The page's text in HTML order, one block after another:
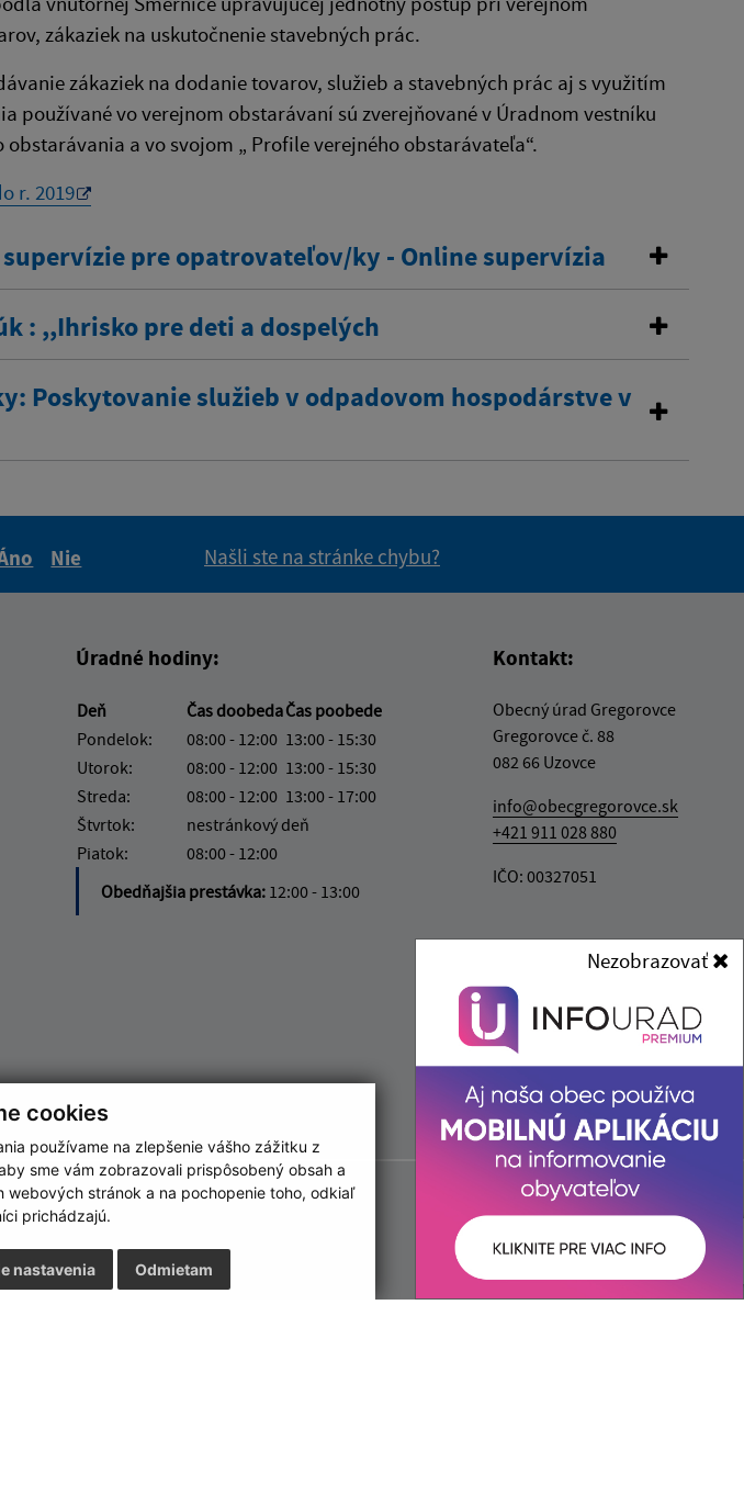
cookies
používame na zlepšenie vášho zážitku z
sme vám zobrazovali prispôsobený obsah a
webových stránok a na pochopenie toho, odkiaľ
prichádzajú.
Odmietam
nastavenia
Nezobrazovať
zákaziek na uskutočnenie stavebných prác.
zákaziek na dodanie tovarov, služieb a stavebných prác aj s využitím
používané vo verejnom obstarávaní sú zverejňované v Úradnom vestníku
obstarávania a vo svojom „ Profile verejného obstarávateľa“.
r. 2019
pre opatrovateľov/ky - Online supervízia
: ,,Ihrisko pre deti a dospelých
Poskytovanie služieb v odpadovom hospodárstve v
Nie
Našli ste na stránke chybu?
Úradné hodiny:
Deň Čas doobedaČas poobede
Pondelok:
08:00 - 12:00 13:00 - 15:30
Utorok:
08:00 - 12:00 13:00 - 15:30
Streda:
08:00 - 12:00 13:00 - 17:00
Štvrtok:
nestránkový deň
Piatok:
08:00 - 12:00
Obedňajšia prestávka: 12:00 - 13:00
Kontakt:
Obecný úrad Gregorovce
Gregorovce č. 88
082 66 Uzovce
info@obecgregorovce.sk
+421 911 028 880
IČO: 00327051